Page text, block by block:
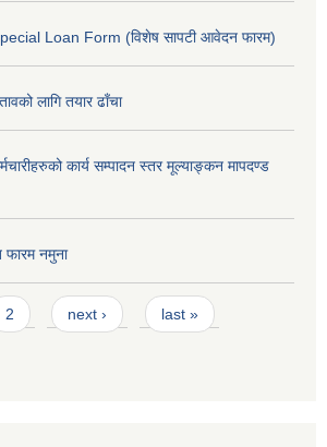
Loan Form (विशेष सापटी आवेदन फारम)
लागि तयार ढाँचा
कार्य सम्पादन स्तर मूल्याङ्कन मापदण्ड
फारम नमुना
2 next › last »